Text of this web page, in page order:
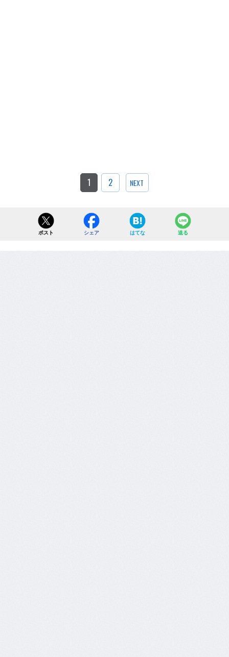
1 2 NEXT
ポスト シェア はてな 送る